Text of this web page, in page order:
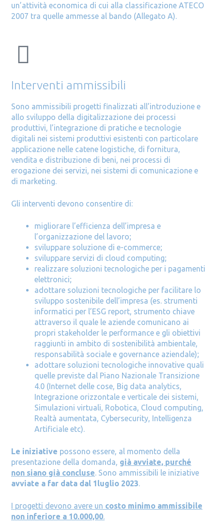
un’attività economica di cui alla classificazione ATECO
2007 tra quelle ammesse al bando (Allegato A).
Interventi ammissibili
Sono ammissibili progetti finalizzati all’introduzione e
allo sviluppo della digitalizzazione dei processi
produttivi, l’integrazione di pratiche e tecnologie
digitali nei sistemi produttivi esistenti con particolare
applicazione nelle catene logistiche, di fornitura,
vendita e distribuzione di beni, nei processi di
erogazione dei servizi, nei sistemi di comunicazione e
di marketing.
Gli interventi devono consentire di:
migliorare l’efficienza dell’impresa e
l’organizzazione del lavoro;
sviluppare soluzione di e-commerce;
sviluppare servizi di cloud computing;
realizzare soluzioni tecnologiche per i pagamenti
elettronici;
adottare soluzioni tecnologiche per facilitare lo
sviluppo sostenibile dell’impresa (es. strumenti
informatici per l’ESG report, strumento chiave
attraverso il quale le aziende comunicano ai
propri stakeholder le performance e gli obiettivi
raggiunti in ambito di sostenibilità ambientale,
responsabilità sociale e governance aziendale);
adottare soluzioni tecnologiche innovative quali
quelle previste dal Piano Nazionale Transizione
4.0 (Internet delle cose, Big data analytics,
Integrazione orizzontale e verticale dei sistemi,
Simulazioni virtuali, Robotica, Cloud computing,
Realtà aumentata, Cybersecurity, Intelligenza
Artificiale etc).
Le iniziative possono essere, al momento della
presentazione della domanda, già avviate, purché
non siano già concluse. Sono ammissibili le iniziative
avviate a far data dal 1luglio 2023.
I progetti devono avere un costo minimo ammissibile
non inferiore a 10.000,00.